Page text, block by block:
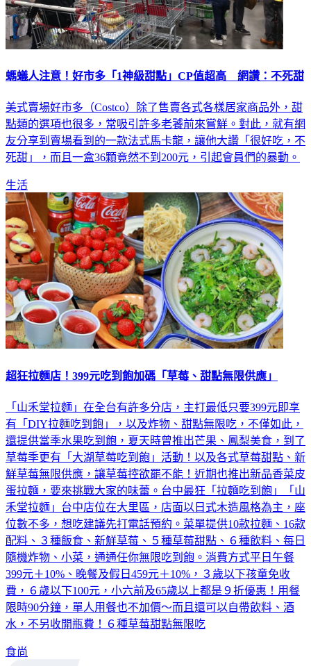
螞蟻人注意！好市多「1神級甜點」CP值超高 網讚：不死甜
美式賣場好市多（Costco）除了售賣各式各樣居家商品外，甜
點類的選項也很多，常吸引許多老饕前來嘗鮮。對此，就有網
友分享到賣場看到的一款法式馬卡龍，讓他大讚「很好吃，不
死甜」，而且一盒36顆竟然不到200元，引起會員們的暴動。
生活
超狂拉麵店！399元吃到飽加碼「草莓、甜點無限供應」
「山禾堂拉麵」在全台有許多分店，主打最低只要399元即享
有「DIY拉麵吃到飽」，以及炸物、甜點無限吃，不僅如此，
還提供當季水果吃到飽，夏天時曾推出芒果、鳳梨美食，到了
草莓季更有「大湖草莓吃到飽」活動！以及各式草莓甜點、新
鮮草莓無限供應，讓草莓控欲罷不能！近期也推出新品香菜皮
蛋拉麵，要來挑戰大家的味蕾。台中最狂「拉麵吃到飽」「山
禾堂拉麵」台中店位在大里區，店面以日式木造風格為主，座
位數不多，想吃建議先打電話預約。菜單提供10款拉麵、16款
配料、３種飯食、新鮮草莓、５種草莓甜點、６種飲料、每日
隨機炸物、小菜，通通任你無限吃到飽。消費方式平日午餐
399元＋10%、晚餐及假日459元＋10%，３歲以下孩童免收
費，６歲以下100元，小六前及65歲以上都是９折優惠！用餐
限時90分鐘，單人用餐也不加價～而且還可以自帶飲料、酒
水，不另收開瓶費！６種草莓甜點無限吃
食尚